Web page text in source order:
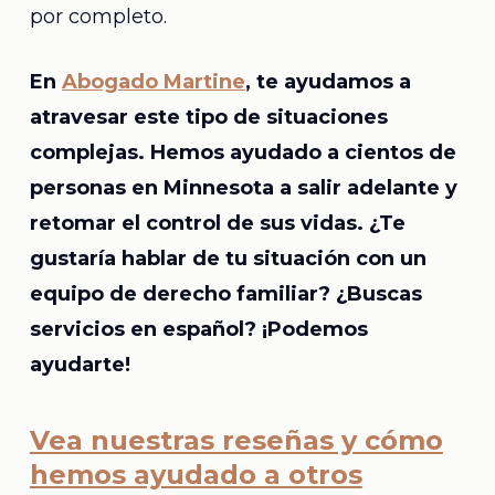
por completo.
En Abogado Martine, te ayudamos a
atravesar este tipo de situaciones
complejas. Hemos ayudado a cientos de
personas en Minnesota a salir adelante y
retomar el control de sus vidas. ¿Te
gustaría hablar de tu situación con un
equipo de derecho familiar? ¿Buscas
servicios en español? ¡Podemos
ayudarte!
Vea nuestras reseñas y cómo
hemos ayudado a otros